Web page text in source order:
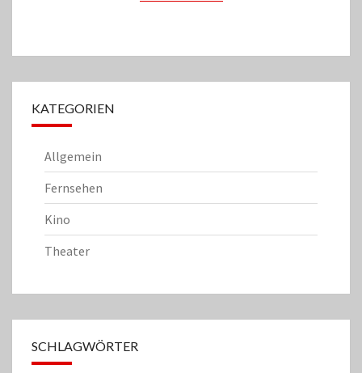
KATEGORIEN
Allgemein
Fernsehen
Kino
Theater
SCHLAGWÖRTER